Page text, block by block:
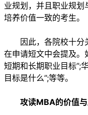
业规划，并且职业规划
培养价值一致的考生。
因此，各院校十分
在申请短文中会提及。
短期和长期职业目标”;
目标是什么”;等等。
攻读MBA的价值与